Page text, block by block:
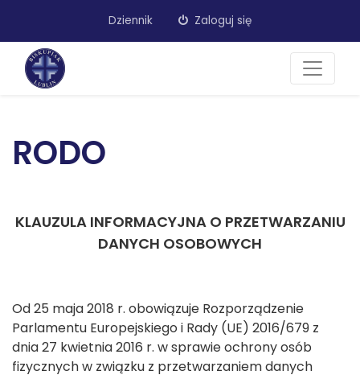
Dziennik Zaloguj się
RODO
KLAUZULA INFORMACYJNA O PRZETWARZANIU
DANYCH OSOBOWYCH
Od 25 maja 2018 r. obowiązuje Rozporządzenie
Parlamentu Europejskiego i Rady (UE) 2016/679 z
dnia 27 kwietnia 2016 r. w sprawie ochrony osób
fizycznych w związku z przetwarzaniem danych